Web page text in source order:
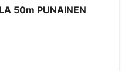
50m PUNAINEN